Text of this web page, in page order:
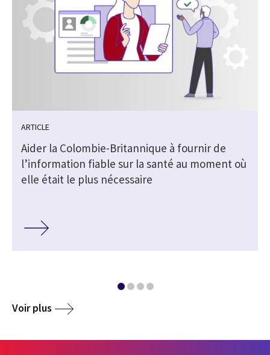
ARTICLE
Aider la Colombie-Britannique à fournir de
l’information fiable sur la santé au moment où
elle était le plus nécessaire
Voir plus